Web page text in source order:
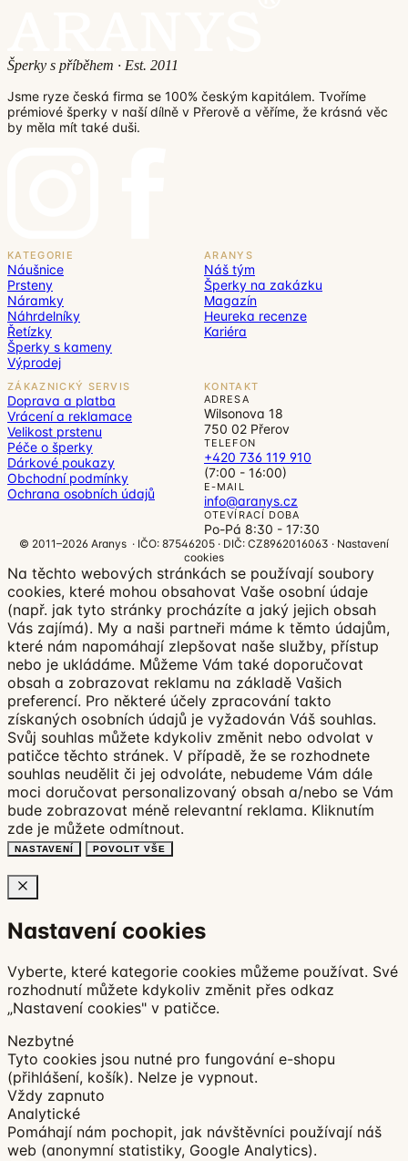
Šperky s příběhem · Est. 2011
Jsme ryze česká firma se 100% českým kapitálem. Tvoříme
prémiové šperky v naší dílně v Přerově a věříme, že krásná věc
by měla mít také duši.
KATEGORIE
Náušnice
Prsteny
Náramky
Náhrdelníky
Řetízky
Šperky s kameny
Výprodej
ARANYS
Náš tým
Šperky na zakázku
Magazín
Heureka recenze
Kariéra
ZÁKAZNICKÝ SERVIS
Doprava a platba
Vrácení a reklamace
Velikost prstenu
Péče o šperky
Dárkové poukazy
Obchodní podmínky
Ochrana osobních údajů
KONTAKT
ADRESA
Wilsonova 18
750 02 Přerov
TELEFON
+420 736 119 910
(7:00 - 16:00)
E-MAIL
info@aranys.cz
OTEVÍRACÍ DOBA
Po-Pá 8:30 - 17:30
© 2011–2026 Aranys · IČO: 87546205 · DIČ: CZ8962016063 · Nastavení
cookies
Na těchto webových stránkách se používají soubory
cookies, které mohou obsahovat Vaše osobní údaje
(např. jak tyto stránky procházíte a jaký jejich obsah
Vás zajímá). My a naši partneři máme k těmto údajům,
které nám napomáhají zlepšovat naše služby, přístup
nebo je ukládáme. Můžeme Vám také doporučovat
obsah a zobrazovat reklamu na základě Vašich
preferencí. Pro některé účely zpracování takto
získaných osobních údajů je vyžadován Váš souhlas.
Svůj souhlas můžete kdykoliv změnit nebo odvolat v
patičce těchto stránek. V případě, že se rozhodnete
souhlas neudělit či jej odvoláte, nebudeme Vám dále
moci doručovat personalizovaný obsah a/nebo se Vám
bude zobrazovat méně relevantní reklama. Kliknutím
zde je můžete odmítnout.
NASTAVENÍ POVOLIT VŠE
Nastavení cookies
Vyberte, které kategorie cookies můžeme používat. Své
rozhodnutí můžete kdykoliv změnit přes odkaz
„Nastavení cookies" v patičce.
Nezbytné
Tyto cookies jsou nutné pro fungování e-shopu
(přihlášení, košík). Nelze je vypnout.
Vždy zapnuto
Analytické
Pomáhají nám pochopit, jak návštěvníci používají náš
web (anonymní statistiky, Google Analytics).